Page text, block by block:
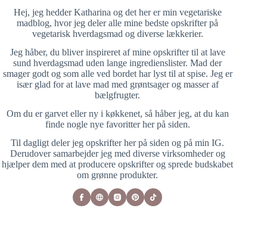
Hej, jeg hedder Katharina og det her er min vegetariske
madblog, hvor jeg deler alle mine bedste opskrifter på
vegetarisk hverdagsmad og diverse lækkerier.
Jeg håber, du bliver inspireret af mine opskrifter til at lave
sund hverdagsmad uden lange ingredienslister. Mad der
smager godt og som alle ved bordet har lyst til at spise. Jeg er
især glad for at lave mad med grøntsager og masser af
bælgfrugter.
Om du er garvet eller ny i køkkenet, så håber jeg, at du kan
finde nogle nye favoritter her på siden.
Til dagligt deler jeg opskrifter her på siden og på min IG.
Derudover samarbejder jeg med diverse virksomheder og
hjælper dem med at producere opskrifter og sprede budskabet
om grønne produkter.